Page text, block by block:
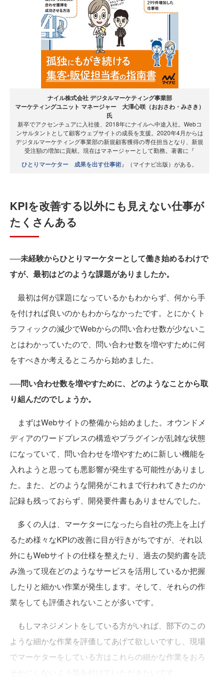
ナイル株式会社 デジタルマーケティング事業部
マーケティングユニット マネージャー 大澤心咲（おおさわ・みさき）
氏
新卒でアクセンチュアに入社後、2018年にナイルへ中途入社。Webコ
ンサルタントとして顧客ウェブサイトの成長を支援。2020年4月からは
デジタルマーケティング事業部の新規顧客獲得の専任担当となり、新規
受注額の増加に貢献。現在はマネージャーとして勤務。著書に『
ひとりマーケター 成果を出す仕事術』（マイナビ出版）がある。
KPIを改善する以外にも見えない仕事が
たくさんある
──未経験からひとりマーケターとして働き始めるわけで
すが、最初はどのような課題がありましたか。
最初は何が課題になっているかもわからず、何から手
を付ければ良いのかもわからなかったです。とにかくト
ラフィックの減少でWebからの問い合わせ数が少ないこ
とはわかっていたので、問い合わせ数を増やすために何
をすべきか考えるところから始めました。
──問い合わせ数を増やすために、どのようなことから取
り組んだのでしょうか。
まずはWebサイトの整備から始めました。オウンドメ
ディアのワードプレスの構造やプラグインが乱雑な状態
になっていて、問い合わせを増やすために新しい機能を
入れようと思っても悪影響が発生する可能性がありまし
た。また、どのような開発がこれまで行われてきたのか
記録も残っておらず、開発要件書もありませんでした。
多くの人は、マーケターになったら自社の売上を上げ
るため様々なKPIの改善に目が行きがちですが、それ以
外にもWebサイトの仕様を整えたり、過去の契約書を読
み漁って現在どのようなサービスを活用しているか把握
したりと細かい作業が発生します。そして、それらの作
業をしても評価されないことが多いです。
もしマネジメントをしている方がいれば、部下のこの
ような細かな作業を評価してあげて欲しいですし、現場
でマーケターをしている方はこれらの細かな作業をおろ